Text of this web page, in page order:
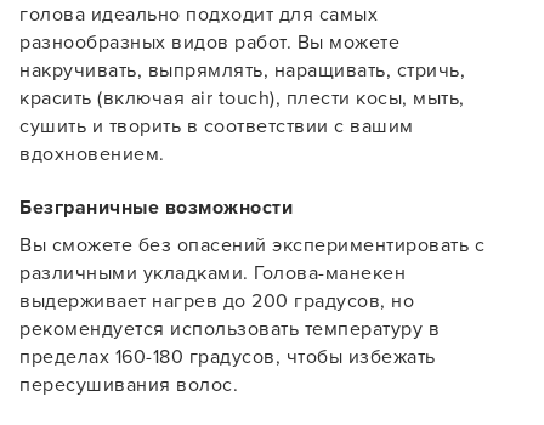
голова идеально подходит для самых
разнообразных видов работ. Вы можете
накручивать, выпрямлять, наращивать, стричь,
красить (включая air touch), плести косы, мыть,
сушить и творить в соответствии с вашим
вдохновением.
Безграничные возможности
Вы сможете без опасений экспериментировать с
различными укладками. Голова-манекен
выдерживает нагрев до 200 градусов, но
рекомендуется использовать температуру в
пределах 160-180 градусов, чтобы избежать
пересушивания волос.